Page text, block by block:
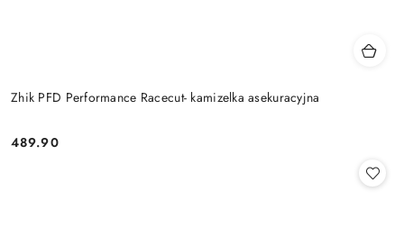
Zhik PFD Performance Racecut- kamizelka asekuracyjna
Cena:
489.90